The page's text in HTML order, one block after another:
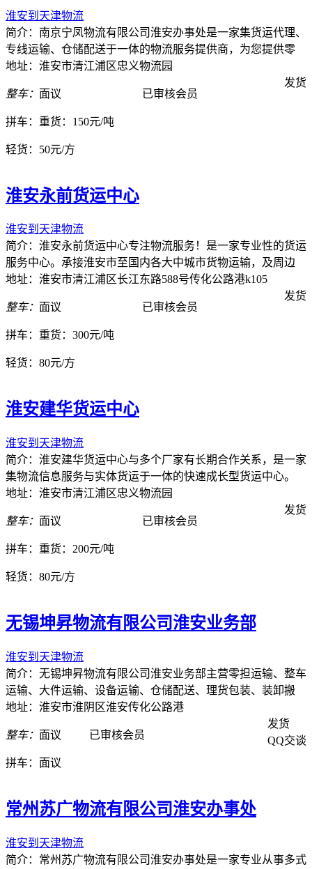
淮安到天津物流
简介：南京宁凤物流有限公司淮安办事处是一家集货运代理、
专线运输、仓储配送于一体的物流服务提供商，为您提供零
地址：淮安市清江浦区忠义物流园
整车： 面议
拼车： 重货：150元/吨
轻货： 50元/方
已审核会员
发货
淮安永前货运中心
淮安到天津物流
简介：淮安永前货运中心专注物流服务！是一家专业性的货运
服务中心。承接淮安市至国内各大中城市货物运输，及周边
地址：淮安市清江浦区长江东路588号传化公路港k105
整车： 面议
拼车： 重货：300元/吨
轻货： 80元/方
已审核会员
发货
淮安建华货运中心
淮安到天津物流
简介：淮安建华货运中心与多个厂家有长期合作关系，是一家
集物流信息服务与实体货运于一体的快速成长型货运中心。
地址：淮安市清江浦区忠义物流园
整车： 面议
拼车： 重货：200元/吨
轻货： 80元/方
已审核会员
发货
无锡坤昇物流有限公司淮安业务部
淮安到天津物流
简介：无锡坤昇物流有限公司淮安业务部主营零担运输、整车
运输、大件运输、设备运输、仓储配送、理货包装、装卸搬
地址：淮安市淮阴区淮安传化公路港
整车： 面议
拼车： 面议
已审核会员
发货
QQ交谈
常州苏广物流有限公司淮安办事处
淮安到天津物流
简介：常州苏广物流有限公司淮安办事处是一家专业从事多式